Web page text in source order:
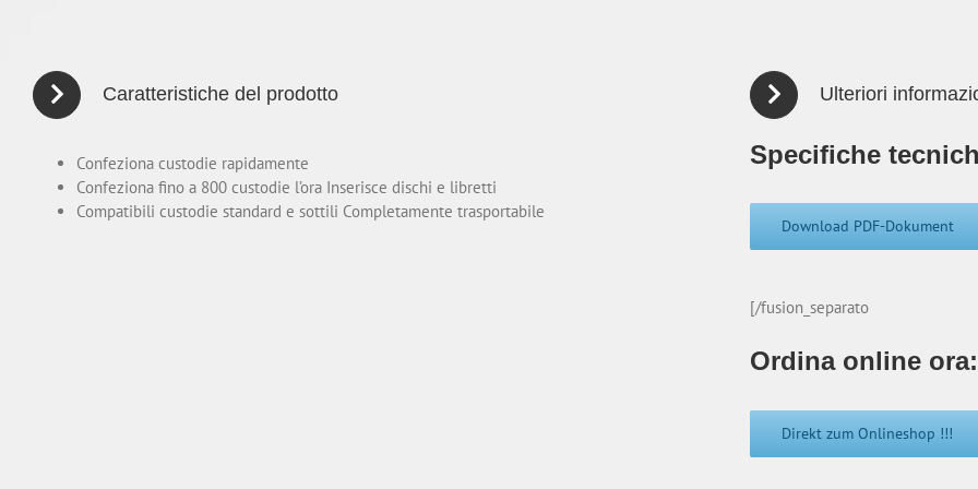
Caratteristiche del prodotto
Confeziona custodie rapidamente
Confeziona fino a 800 custodie l’ora Inserisce dischi e libretti
Compatibili custodie standard e sottili Completamente trasportabile
Ulteriori
Specifiche
Download PDF-Dokument
[/fusion_separato
Ordina online ora:
Direkt zum Onlineshop !!!